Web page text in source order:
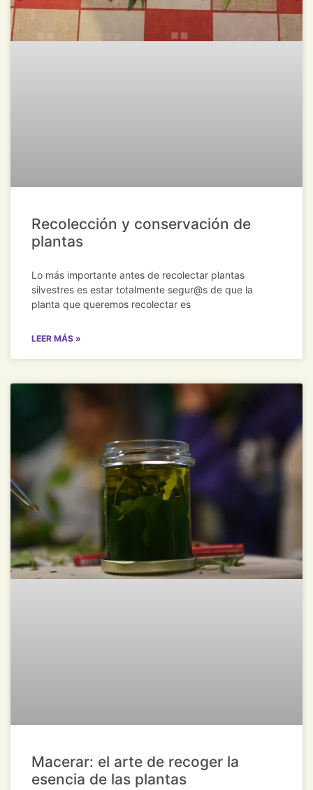
Recolección y conservación de
plantas
Lo más importante antes de recolectar plantas
silvestres es estar totalmente segur@s de que la
planta que queremos recolectar es
LEER MÁS »
Macerar: el arte de recoger la
esencia de las plantas